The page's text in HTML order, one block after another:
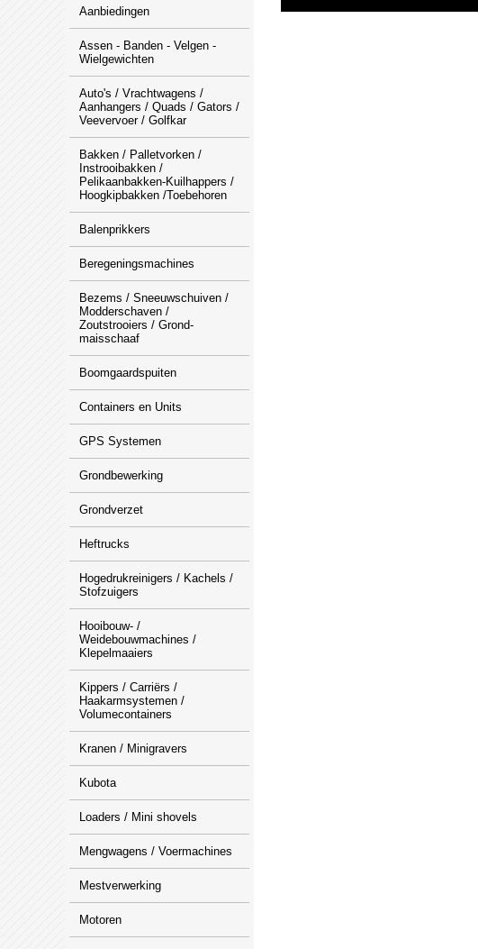
Aanbiedingen
Assen - Banden - Velgen -
Wielgewichten
Auto's / Vrachtwagens /
Aanhangers / Quads / Gators /
Veevervoer / Golfkar
Bakken / Palletvorken /
Instrooibakken /
Pelikaanbakken-Kuilhappers /
Hoogkipbakken /Toebehoren
Balenprikkers
Beregeningsmachines
Bezems / Sneeuwschuiven /
Modderschaven /
Zoutstrooiers / Grond-
maisschaaf
Boomgaardspuiten
Containers en Units
GPS Systemen
Grondbewerking
Grondverzet
Heftrucks
Hogedrukreinigers / Kachels /
Stofzuigers
Hooibouw- /
Weidebouwmachines /
Klepelmaaiers
Kippers / Carriërs /
Haakarmsystemen /
Volumecontainers
Kranen / Minigravers
Kubota
Loaders / Mini shovels
Mengwagens / Voermachines
Mestverwerking
Motoren